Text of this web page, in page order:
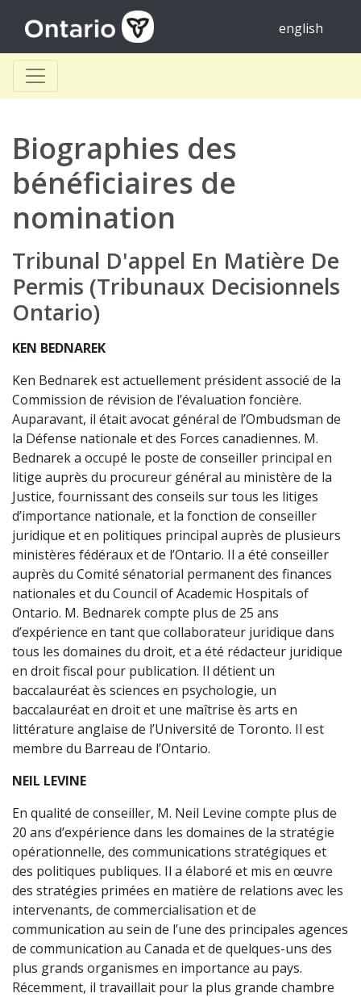
english
Biographies des
bénéficiaires de
nomination
Tribunal D'appel En Matière De
Permis (Tribunaux Decisionnels
Ontario)
KEN BEDNAREK
Ken Bednarek est actuellement président associé de la
Commission de révision de l’évaluation foncière.
Auparavant, il était avocat général de l’Ombudsman de
la Défense nationale et des Forces canadiennes. M.
Bednarek a occupé le poste de conseiller principal en
litige auprès du procureur général au ministère de la
Justice, fournissant des conseils sur tous les litiges
d’importance nationale, et la fonction de conseiller
juridique et en politiques principal auprès de plusieurs
ministères fédéraux et de l’Ontario. Il a été conseiller
auprès du Comité sénatorial permanent des finances
nationales et du Council of Academic Hospitals of
Ontario. M. Bednarek compte plus de 25 ans
d’expérience en tant que collaborateur juridique dans
tous les domaines du droit, et a été rédacteur juridique
en droit fiscal pour publication. Il détient un
baccalauréat ès sciences en psychologie, un
baccalauréat en droit et une maîtrise ès arts en
littérature anglaise de l’Université de Toronto. Il est
membre du Barreau de l’Ontario.
NEIL LEVINE
En qualité de conseiller, M. Neil Levine compte plus de
20 ans d’expérience dans les domaines de la stratégie
opérationnelle, des communications stratégiques et
des politiques publiques. Il a élaboré et mis en œuvre
des stratégies primées en matière de relations avec les
intervenants, de commercialisation et de
communication au sein de l’une des principales agences
de communication au Canada et de quelques-uns des
plus grands organismes en importance au pays.
Récemment, il travaillait pour la plus grande chambre